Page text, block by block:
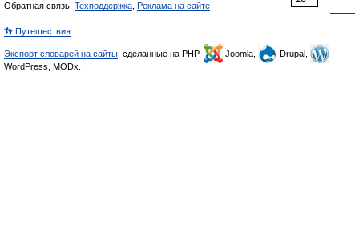
Обратная связь: Техподдержка Реклама на сайте
👣 Путешествия
Экспорт словарей на сайты , сделанные на PHP, Joomla,
Drupal,
WordPress, MODx.